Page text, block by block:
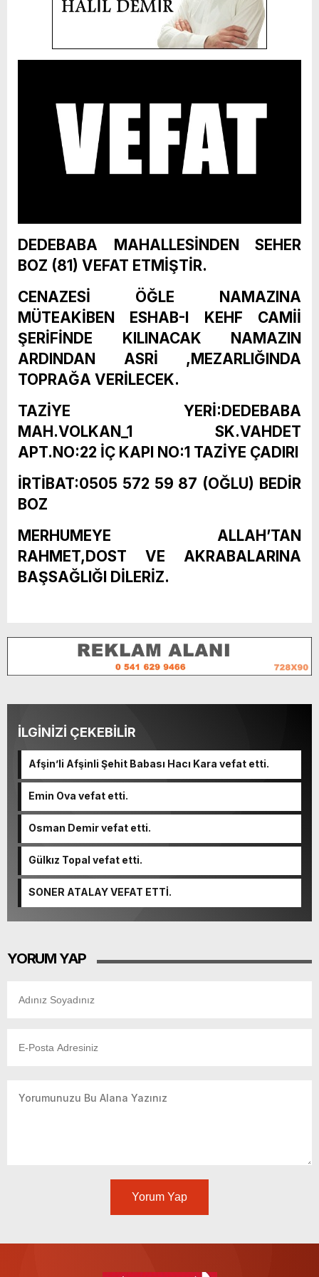
DEDEBABA MAHALLESİNDEN SEHER
BOZ (81) VEFAT ETMİŞTİR.
CENAZESİ ÖĞLE NAMAZINA
MÜTEAKİBEN ESHAB-I KEHF CAMİİ
ŞERİFİNDE KILINACAK NAMAZIN
ARDINDAN ASRİ ,MEZARLIĞINDA
TOPRAĞA VERİLECEK.
TAZİYE YERİ:DEDEBABA
MAH.VOLKAN_1 SK.VAHDET
APT.NO:22 İÇ KAPI NO:1 TAZİYE ÇADIRI
İRTİBAT:0505 572 59 87 (OĞLU) BEDİR
BOZ
MERHUMEYE ALLAH’TAN
RAHMET,DOST VE AKRABALARINA
BAŞSAĞLIĞI DİLERİZ.
İLGİNİZİ ÇEKEBİLİR
Afşin’li Afşinli Şehit Babası Hacı Kara vefat etti.
Emin Ova vefat etti.
Osman Demir vefat etti.
Gülkız Topal vefat etti.
SONER ATALAY VEFAT ETTİ.
YORUM YAP
Yorum Yap